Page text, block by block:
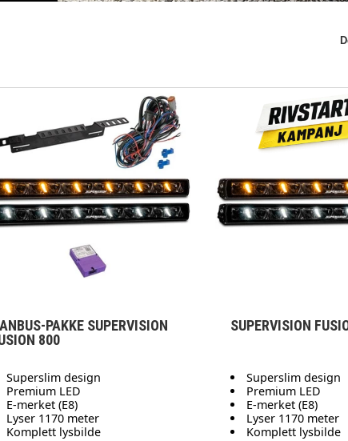
PAKKE SUPERVISION
800
Superslim design
Premium LED
E-merket (E8)
Lyser 1170 meter
Komplett lysbilde
SUPERVISION
Superslim design
Premium LED
E-merket (E8)
Lyser 1170 meter
Komplett lysbilde